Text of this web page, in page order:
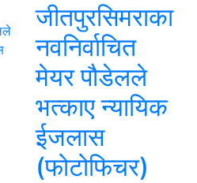
जीतपुरसिमराका
नवनिर्वाचित
मेयर पौडेलले
भत्काए न्यायिक
ईजलास
(फोटोफिचर)